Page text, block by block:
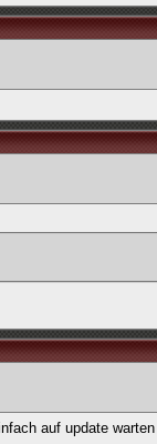
auf update warten